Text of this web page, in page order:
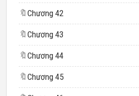
🔖 Chương 42
🔖 Chương 43
🔖 Chương 44
🔖 Chương 45